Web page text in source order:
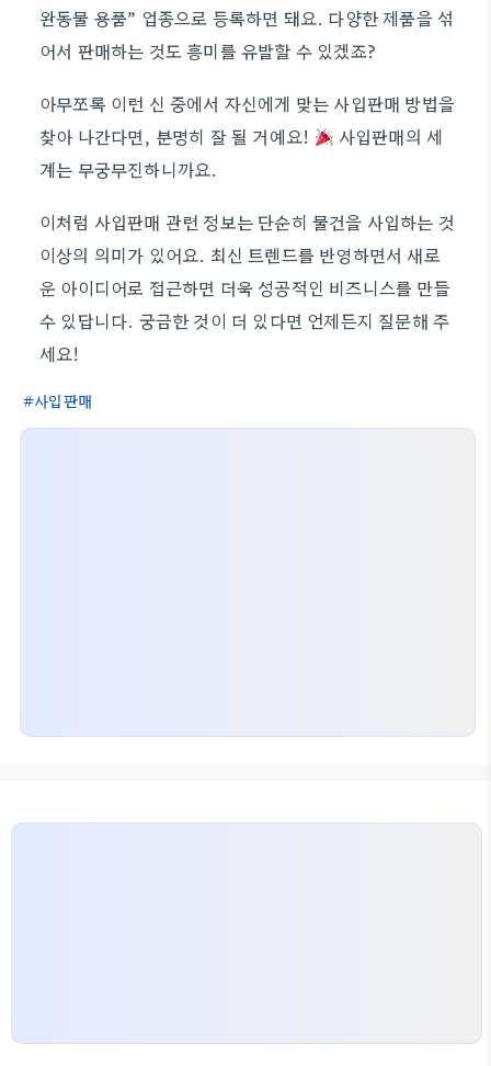
완동물 용품” 업종으로 등록하면 돼요. 다양한 제품을 섞
어서 판매하는 것도 흥미를 유발할 수 있겠죠?
아무쪼록 이런 신 중에서 자신에게 맞는 사입판매 방법을
찾아 나간다면, 분명히 잘 될 거예요!
사입판매의 세
계는 무궁무진하니까요.
이처럼 사입판매 관련 정보는 단순히 물건을 사입하는 것
이상의 의미가 있어요. 최신 트렌드를 반영하면서 새로
운 아이디어로 접근하면 더욱 성공적인 비즈니스를 만들
수 있답니다. 궁금한 것이 더 있다면 언제든지 질문해 주
세요!
사입판매